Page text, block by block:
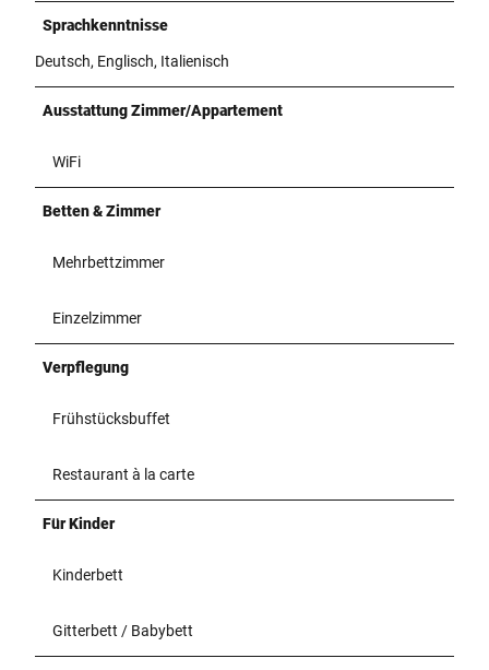
Sprachkenntnisse
Deutsch, Englisch, Italienisch
Ausstattung Zimmer/Appartement
WiFi
Betten & Zimmer
Mehrbettzimmer
Einzelzimmer
Verpflegung
Frühstücksbuffet
Restaurant à la carte
Für Kinder
Kinderbett
Gitterbett / Babybett